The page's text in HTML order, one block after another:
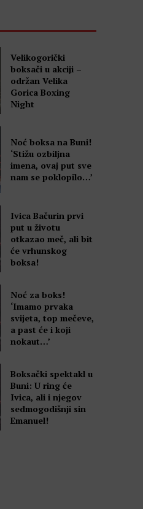
Velikogorički
boksači u akciji –
održan Velika
Gorica Boxing
Night
Noć boksa na Buni!
‘Stižu ozbiljna
imena, ovaj put sve
nam se poklopilo…’
Ivica Bačurin prvi
put u životu
otkazao meč, ali bit
će vrhunskog
boksa!
Noć za boks!
‘Imamo prvaka
svijeta, top mečeve,
a past će i koji
nokaut…’
Boksački spektakl u
Buni: U ring će
Ivica, ali i njegov
sedmogodišnji sin
Emanuel!